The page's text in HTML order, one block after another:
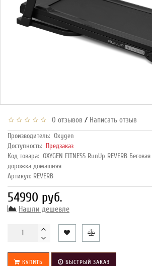
0 отзывов / Написать отзыв
Производитель: Oxygen
Доступность: Предзаказ
Код товара: OXYGEN FITNESS RunUp REVERB Беговая
дорожка домашняя
Артикул: REVERB
54990 руб.
Нашли дешевле
КУПИТЬ БЫСТРЫЙ ЗАКАЗ